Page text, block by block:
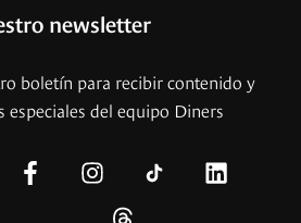
newsletter
boletín para recibir contenido y
especiales del equipo Diners